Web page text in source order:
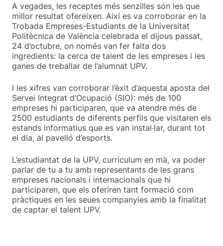
A vegades, les receptes més senzilles són les que
millor resultat ofereixen. Així es va corroborar en la
Trobada Empreses-Estudiants de la Universitat
Politècnica de València celebrada el dijous passat,
24 d’octubre, on només van fer falta dos
ingredients: la cerca de talent de les empreses i les
ganes de treballar de l’alumnat UPV.
I les xifres van corroborar l’èxit d’aquesta aposta del
Servei Integrat d’Ocupació (SIO): més de 100
empreses hi participaren, que va atendre més de
2500 estudiants de diferents perfils que visitaren els
estands informatius que es van instal·lar, durant tot
el dia, al pavelló d’esports.
L’estudiantat de la UPV, currículum en mà, va poder
parlar de tu a tu amb representants de les grans
empreses nacionals i internacionals que hi
participaren, que els oferiren tant formació com
pràctiques en les seues companyies amb la finalitat
de captar el talent UPV.